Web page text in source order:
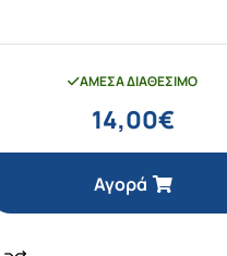
ΆΜΕΣΑ ΔΙΑΘΈΣΙΜΟ
14,00€
Αγορά